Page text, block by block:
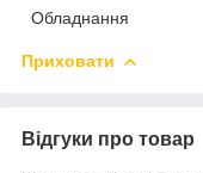
Обладнання
Приховати
Відгуки про товар